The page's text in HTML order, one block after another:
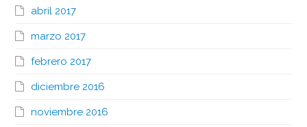
abril 2017
marzo 2017
febrero 2017
diciembre 2016
noviembre 2016